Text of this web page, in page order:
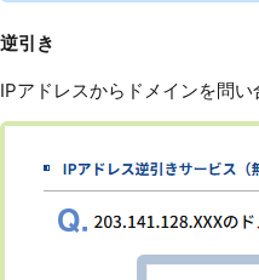
逆引き
IPアドレスからドメインを問い